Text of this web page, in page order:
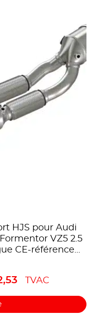
HJS pour Audi
Formentor VZ5 2.5
CE-référence
TVAC